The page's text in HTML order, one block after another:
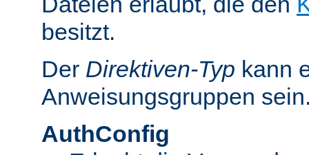
besitzt.
Der Direktiven-Typ kann
Anweisungsgruppen
AuthConfig